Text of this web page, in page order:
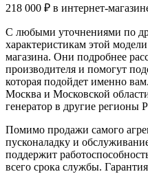
218 000 ₽ в интернет-
С любыми уточнениями по
характеристикам этой
магазина. Они подробнее
производителя и помогут
которая подойдет именно
Москва и Московской
генератор в другие регионы
Помимо продажи самого
пусконаладку и
поддержит
всего срока службы.